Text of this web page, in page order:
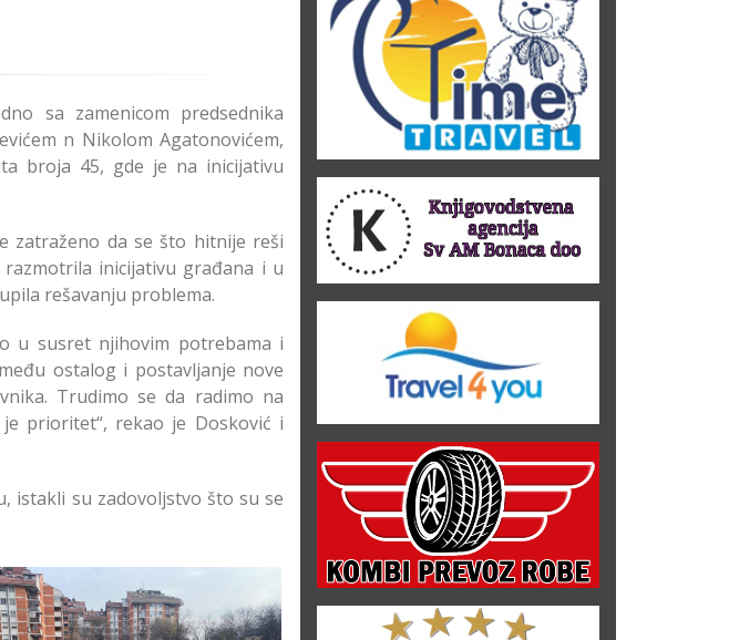
sa zamenicom predsednika
n Nikolom Agatonovićem,
broja 45, gde je na inicijativu
zatraženo da se što hitnije reši
inicijativu građana i u
rešavanju problema.
u susret njihovim potrebama i
ostalog i postavljanje nove
Trudimo se da radimo na
prioritet“, rekao je Dosković i
istakli su zadovoljstvo što su se